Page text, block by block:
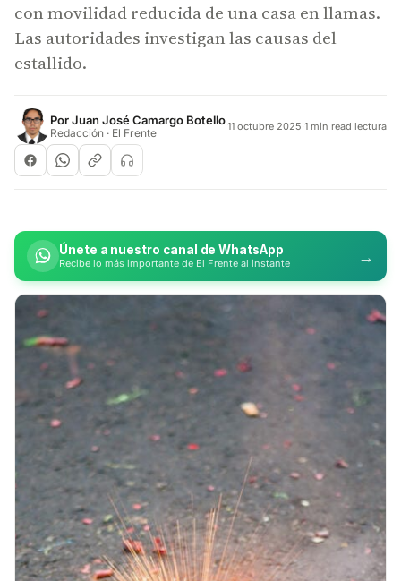
con movilidad reducida de una casa en llamas.
Las autoridades investigan las causas del
estallido.
PorJuan José Camargo Botello
Redacción · El Frente 11 octubre 2025·1 min read lectura
Únete a nuestro canal de WhatsApp
Recibe lo más importante de El Frente al instante →